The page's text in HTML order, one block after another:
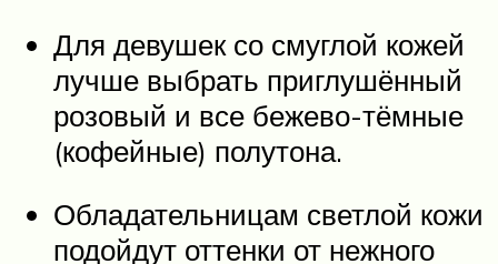
Для девушек со смуглой кожей
лучше выбрать приглушённый
розовый и все бежево-тёмные
(кофейные) полутона.
Обладательницам светлой кожи
подойдут оттенки от нежного